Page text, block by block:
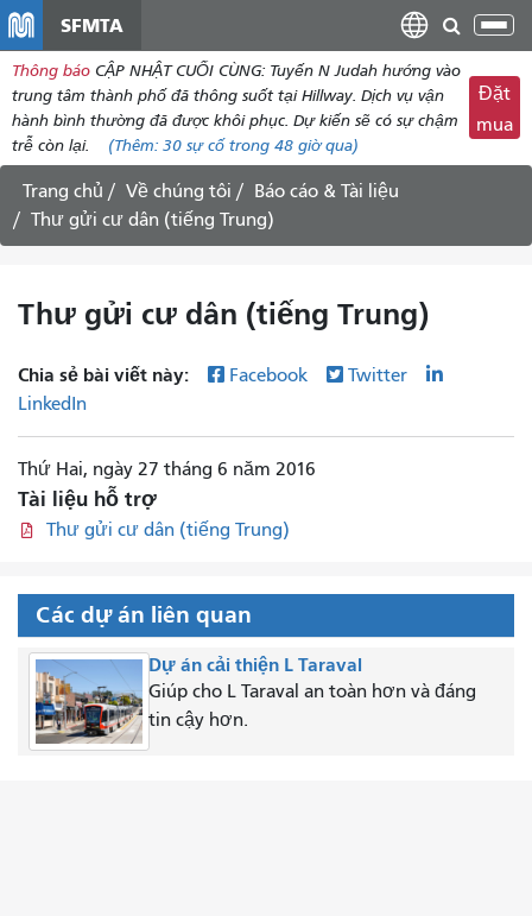
dung
SFMTA
Thông báo CẬP NHẬT CUỐI CÙNG: Tuyến N Judah hướng vào
trung tâm thành phố đã thông suốt tại Hillway. Dịch vụ vận
hành bình thường đã được khôi phục. Dự kiến ​​sẽ có sự chậm
trễ còn lại.
(Thêm: 30 sự cố trong 48 giờ qua)
Đặt
mua
Trang chủ Về chúng tôi
Báo cáo & Tài liệu
Thư gửi cư dân (tiếng Trung)
Thư gửi cư dân (tiếng Trung)
Chia sẻ bài viết này: Facebook
Twitter
LinkedIn
Thứ Hai, ngày 27 tháng 6 năm 2016
Tài liệu hỗ trợ
Thư gửi cư dân (tiếng Trung)
Các dự án liên quan
Dự án cải thiện L Taraval
Giúp cho L Taraval an toàn hơn và đáng
tin cậy hơn.